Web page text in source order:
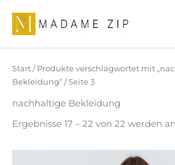
Inhalt
springen
Start/Produkte verschlagwortet mit
Bekleidung“ / Seite 3
nachhaltige Bekleidung
Ergebnisse 17 – 22 von 22 werden
Dieses